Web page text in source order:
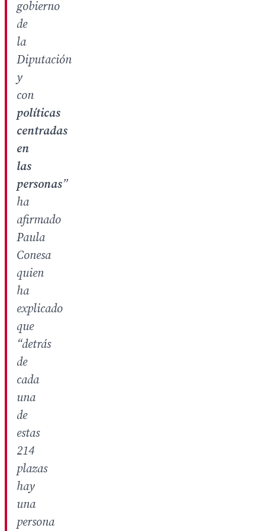
gobierno
de
la
Diputación
y
con
políticas
centradas
en
las
personas”
ha
afirmado
Paula
Conesa
quien
ha
explicado
que
“detrás
de
cada
una
de
estas
214
plazas
hay
una
persona